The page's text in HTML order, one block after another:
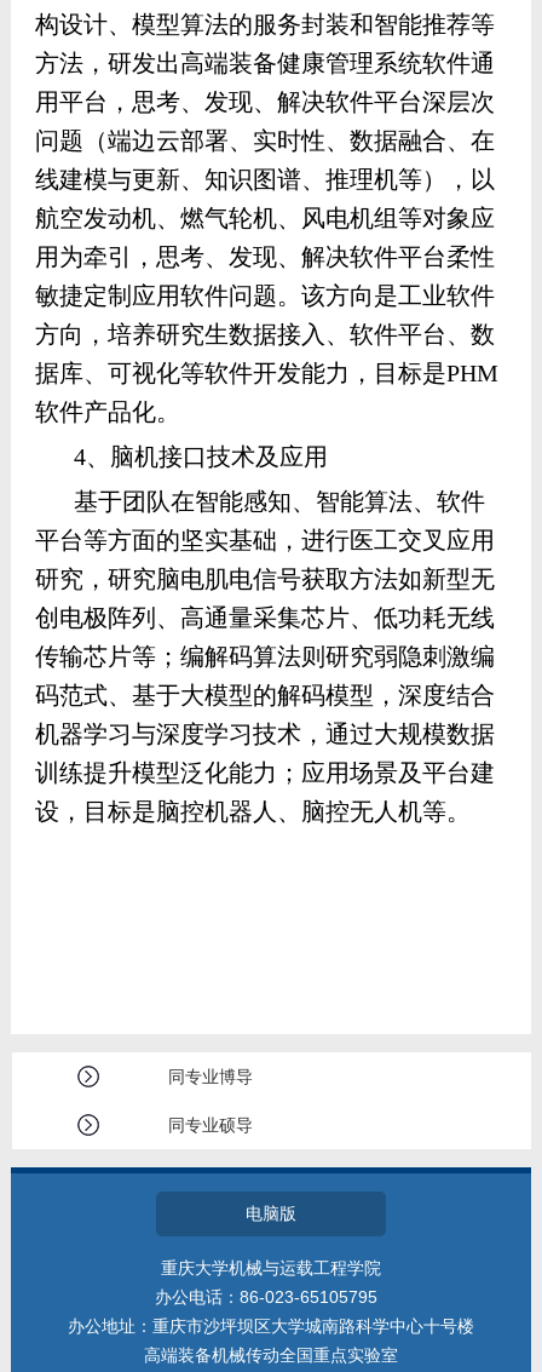
构设计、模型算法的服务封装和智能推荐等
方法，研发出高端装备健康管理系统软件通
用平台，思考、发现、解决软件平台深层次
问题（端边云部署、实时性、数据融合、在
线建模与更新、知识图谱、推理机等），以
航空发动机、燃气轮机、风电机组等对象应
用为牵引，思考、发现、解决软件平台柔性
敏捷定制应用软件问题。该方向是工业软件
方向，培养研究生数据接入、软件平台、数
据库、可视化等软件开发能力，目标是PHM
软件产品化。
4、脑机接口技术及应用
基于团队在智能感知、智能算法、软件
平台等方面的坚实基础，进行医工交叉应用
研究，研究脑电肌电信号获取方法如新型无
创电极阵列、高通量采集芯片、低功耗无线
传输芯片等；编解码算法则研究弱隐刺激编
码范式、基于大模型的解码模型，深度结合
机器学习与深度学习技术，通过大规模数据
训练提升模型泛化能力；应用场景及平台建
设，目标是脑控机器人、脑控无人机等。
同专业博导
同专业硕导
电脑版
重庆大学机械与运载工程学院
办公电话：86-023-65105795
办公地址：重庆市沙坪坝区大学城南路科学中心十号楼
高端装备机械传动全国重点实验室